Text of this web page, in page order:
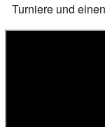
Turniere und